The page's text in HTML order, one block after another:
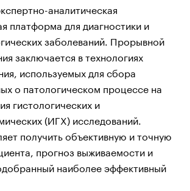
аналитическая
платформа для диагностики и
заболеваний. Прорывной
заключается в технологиях
используемых для сбора
о патологическом процессе на
гистологических и
(ИГХ) исследований.
получить объективную и точную
прогноз выживаемости и
наиболее эффективный